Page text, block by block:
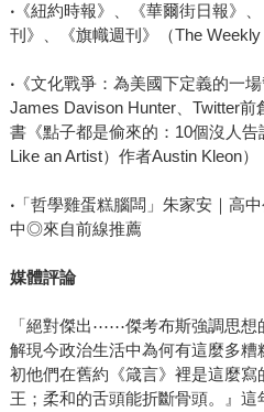
‧《紐約時報》、《華爾街日報》
刊》、《旗幟週刊》（The
‧《文化戰爭：為美國下定義的一
James Davison Hunter、Twitter
書《點子都是偷來的：10個沒人
Like an Artist）作者Austin Kleon）
‧「哲學雞蛋糕腦闆」朱家安｜高
中◎來自前線推薦
媒體評論
「絕對傑出⋯⋯傑考布斯強調思想
解現今政治生活中為何有這麼多
初他們在舊約《箴言》裡是這麼
王；柔和的舌頭能折斷骨頭。』